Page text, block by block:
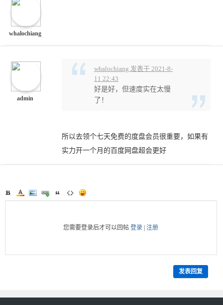
whalochiang
admin
whalochiang 发表于 2021-8-
11 22:43
好是好，但速度实在太慢
了！
所以去领个七天免费的度盘会员很重要，如果有
实力开一个月的百度网盘超会更好
您需要登录后才可以回帖登录 |注册
发表回复